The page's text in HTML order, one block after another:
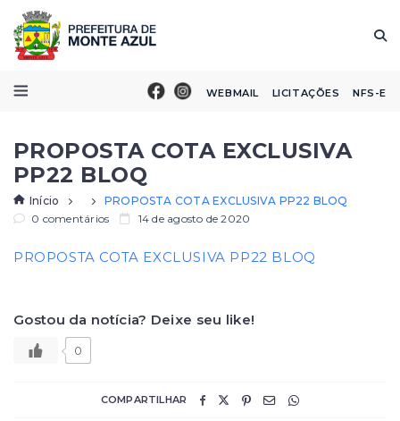
WEBMAIL LICITAÇÕES NFS-E
PROPOSTA COTA EXCLUSIVA
PP22 BLOQ
Início
PROPOSTA COTA EXCLUSIVA PP22 BLOQ
0 comentários
14 de agosto de 2020
PROPOSTA COTA EXCLUSIVA PP22 BLOQ
Gostou da notícia? Deixe seu like!
0
COMPARTILHAR